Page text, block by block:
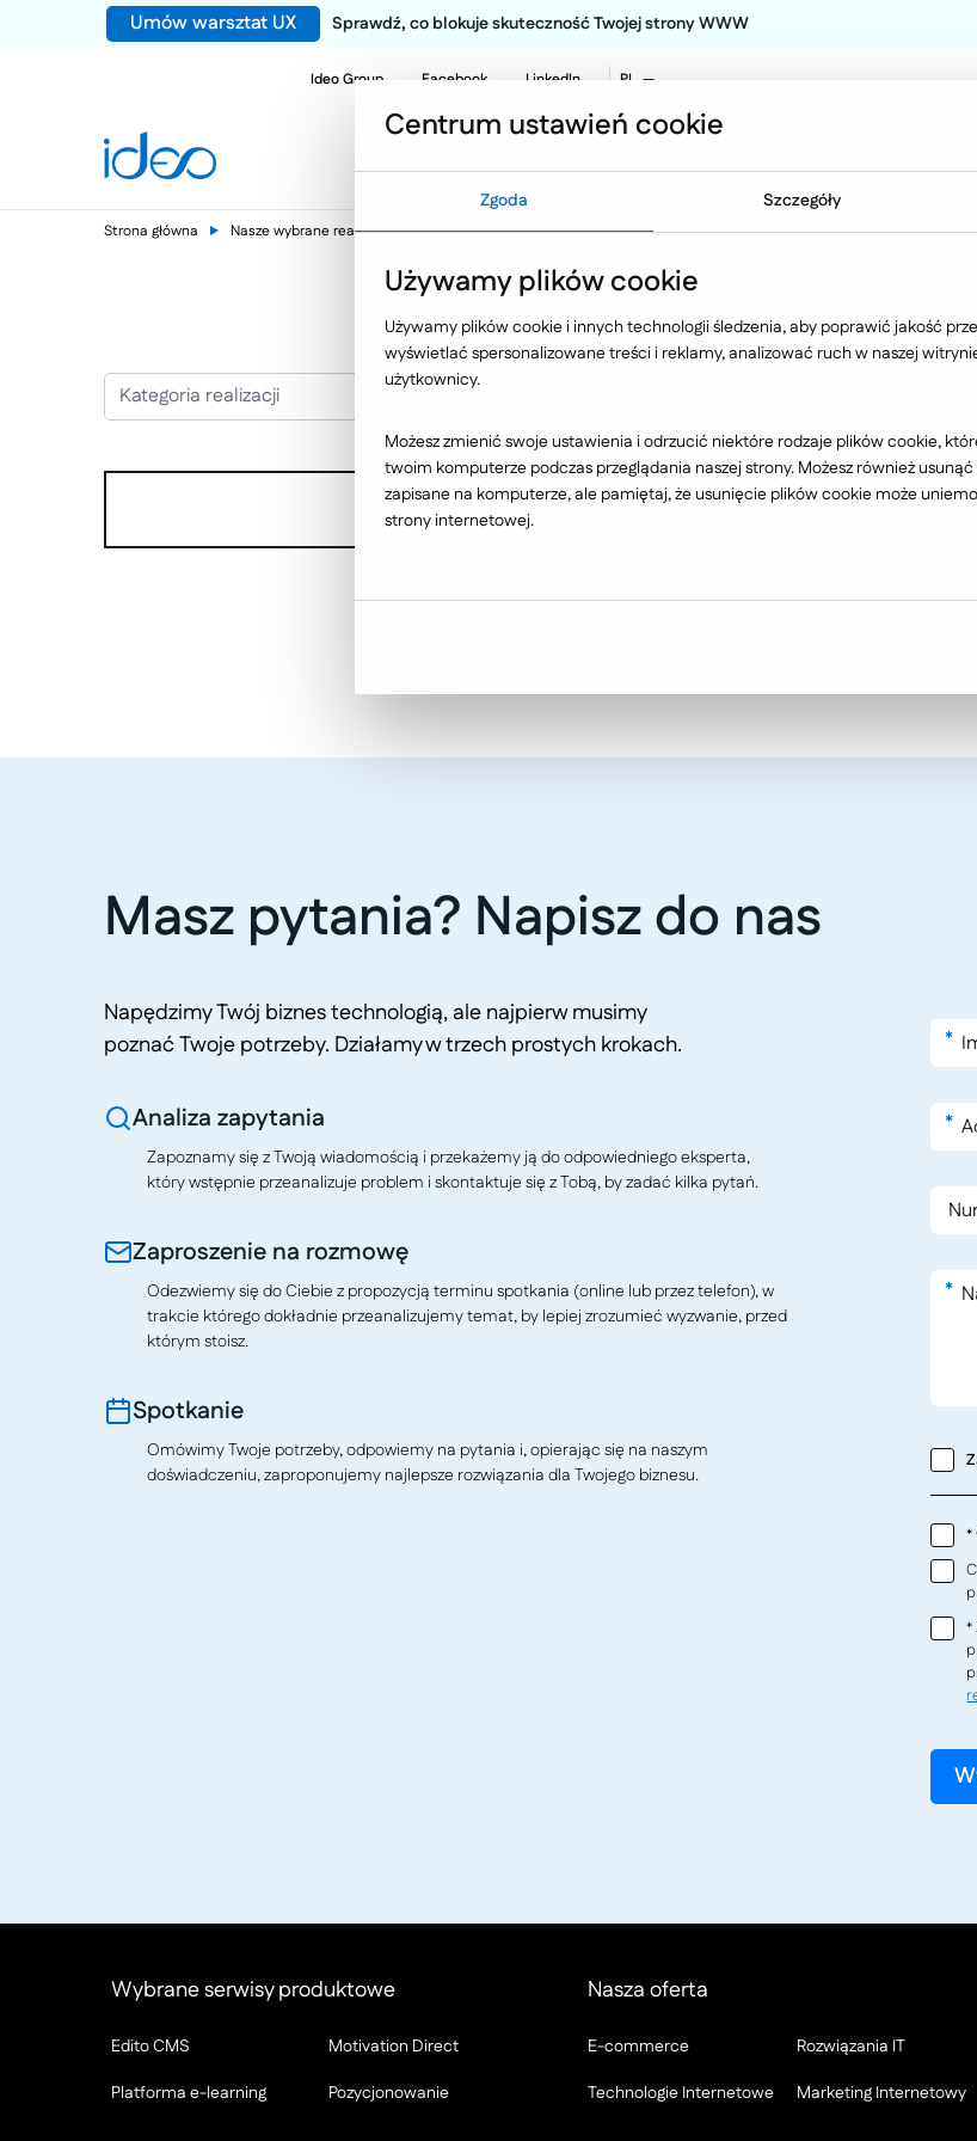
Umów warsztat UX Sprawdź, co blokuje skuteczność Twojej strony WWW
Ideo Group Facebook LinkedIn
PL
EN
NO
Strona główna Nasze wybrane realizacje Pozycjonowanie Kongres Public Relations
Kategoria realizacji
W chwili obecnej nie dysponujemy żadnymi
Masz pytania? Napisz do nas
Napędzimy Twój biznes technologią, ale najpierw musimy
poznać Twoje potrzeby. Działamy w trzech prostych krokach.
Analiza zapytania
Zapoznamy się z Twoją wiadomością i przekażemy ją do odpowiedniego eksperta,
który wstępnie przeanalizuje problem i skontaktuje się z Tobą, by zadać kilka pytań.
Zaproszenie na rozmowę
Odezwiemy się do Ciebie z propozycją terminu spotkania (online lub przez telefon), w
trakcie którego dokładnie przeanalizujemy temat, by lepiej zrozumieć wyzwanie, przed
którym stoisz.
Spotkanie
Omówimy Twoje potrzeby, odpowiemy na pytania i, opierając się na naszym
doświadczeniu, zaproponujemy najlepsze rozwiązania dla Twojego biznesu.
*
*
*
*
*
Wybrane serwisy produktowe
Edito CMS
Motivation Direct
Platforma e-learning
Pozycjonowanie
Nasza oferta
E-commerce
Rozwiązania IT
Technologie Internetowe
Marketing Internetowy
Centrum ustawień cookie
Zgoda Szczegóły
Używamy plików cookie
Używamy plików cookie i innych technologii śledzenia, aby poprawić jakość
wyświetlać spersonalizowane treści i reklamy, analizować ruch w naszej
użytkownicy.
Możesz zmienić swoje ustawienia i odrzucić niektóre rodzaje plików cookie,
twoim komputerze podczas przeglądania naszej strony. Możesz również
zapisane na komputerze, ale pamiętaj, że usunięcie plików cookie może
strony internetowej.